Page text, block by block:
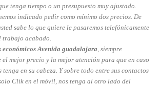
tenga tiempo o un presupuesto muy ajustado.
indicado pedir como mínimo dos precios. De
sabe lo que quiere le pasaremos telefónicamente
acabado.
económicos Avenida guadalajara, siempre
mejor precio y la mejor atención para que en caso
tenga en su cabeza. Y sobre todo entre sus contactos
Clik en el móvil, nos tenga al otro lado del